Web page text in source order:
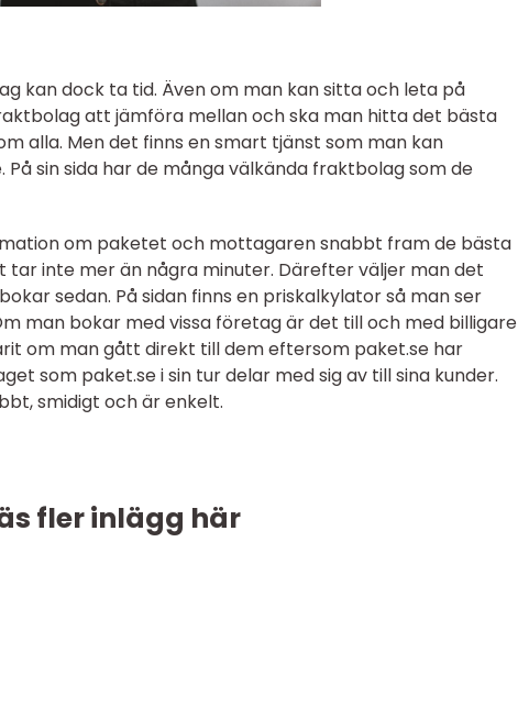
kan dock ta tid. Även om man kan sitta och leta på
att jämföra mellan och ska man hitta det bästa
alla. Men det finns en smart tjänst som man kan
sin sida har de många välkända fraktbolag som de
om paketet och mottagaren snabbt fram de bästa
tar inte mer än några minuter. Därefter väljer man det
sedan. På sidan finns en priskalkylator så man ser
man bokar med vissa företag är det till och med billigare
om man gått direkt till dem eftersom paket.se har
som paket.se i sin tur delar med sig av till sina kunder.
smidigt och är enkelt.
fler inlägg här